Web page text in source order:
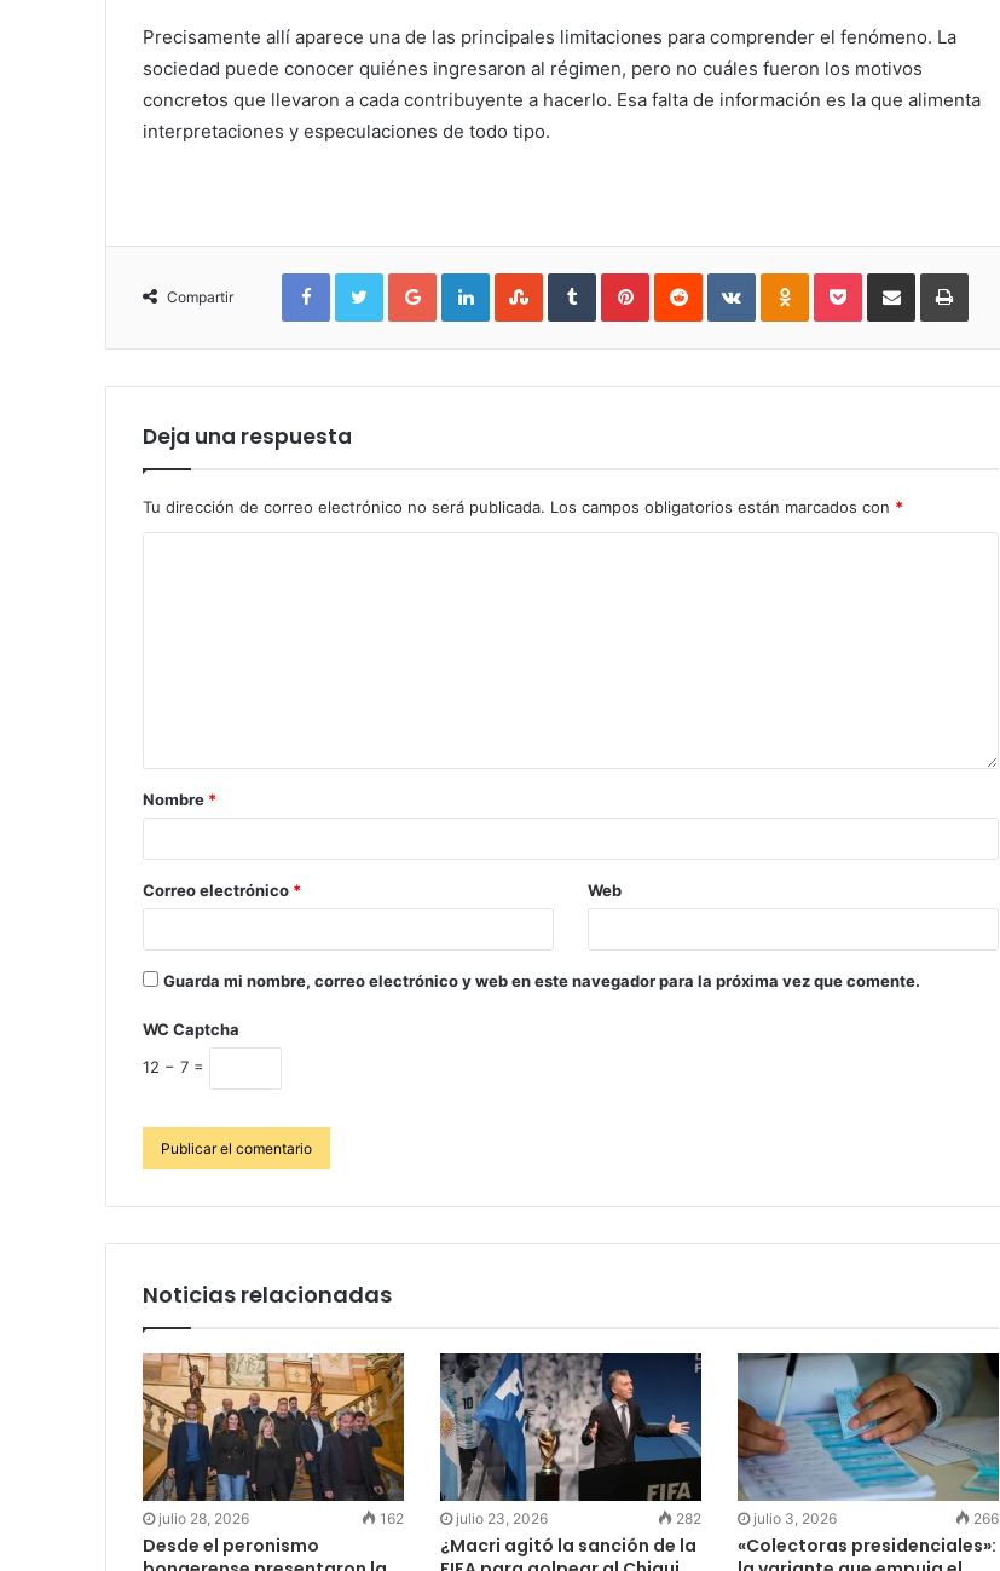
Precisamente allí aparece una de las principales limitaciones para comprender el fenómeno. La
sociedad puede conocer quiénes ingresaron al régimen, pero no cuáles fueron los motivos
concretos que llevaron a cada contribuyente a hacerlo. Esa falta de información es la que alimenta
interpretaciones y especulaciones de todo tipo.
Compartir
FacebookTwitterGoogle+LinkedInStumbleUpon
TumblrPinterestReddit VKontakteOdnoklassniki
PocketShare
Email
Print
Deja una respuesta
Tu dirección de correo electrónico no será publicada. Los campos obligatorios están marcados con *
Nombre *
Correo electrónico * Web
Guarda mi nombre, correo electrónico y web en este navegador para la próxima vez que comente.
WC Captcha
12 − 7 =
Noticias relacionadas
julio 28, 2026 162
Desde el peronismo
julio 23, 2026 282
¿Macri agitó la sanción de la
julio 3, 2026 266
«Colectoras presidenciales»: